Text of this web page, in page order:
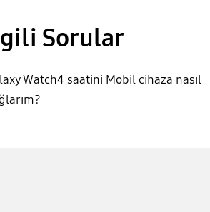
Sorular
Watch4 saatini Mobil cihaza nasıl